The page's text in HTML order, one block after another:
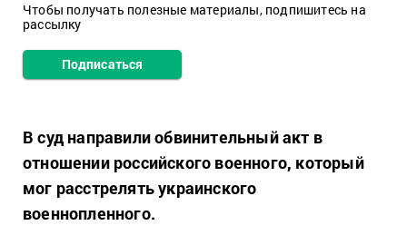
Чтобы получать полезные материалы, подпишитесь на
рассылку
Подписаться
В суд направили обвинительный акт в
отношении российского военного, который
мог расстрелять украинского
военнопленного.